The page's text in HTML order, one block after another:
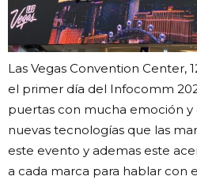
Las Vegas Convention Center,
el primer día del Infocomm
puertas con mucha emoción y
nuevas tecnologías que las
este evento y ademas este
a cada marca para hablar con